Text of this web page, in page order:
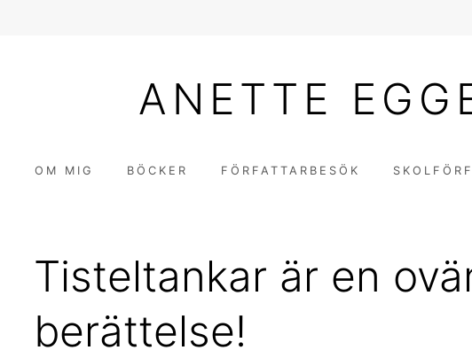
ANETTE
OM MIG BÖCKER FÖRFATTARBESÖK
Tisteltankar är en
berättelse!